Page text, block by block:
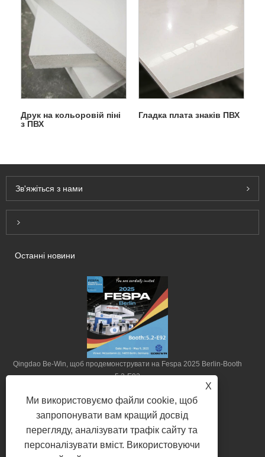
Друк на кольоровій піні
з ПВХ
Гладка плата знаків ПВХ
Зв'яжіться з нами
Inquiry For Pricelist
Останні новини
Qingdao Be-Win, щоб продемонструвати на Fespa 2025 Berlin-Booth
5.2-E92
X
Ми використовуємо файли cookie, щоб
запропонувати вам кращий досвід
перегляду, аналізувати трафік сайту та
персоналізувати вміст. Використовуючи